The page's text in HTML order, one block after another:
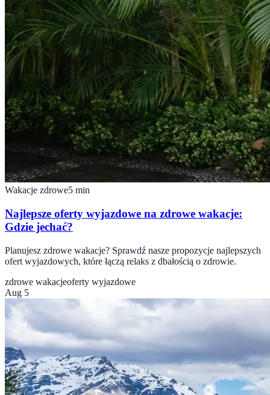
Wakacje zdrowe5 min
Najlepsze oferty wyjazdowe na zdrowe wakacje:
Gdzie jechać?
Planujesz zdrowe wakacje? Sprawdź nasze propozycje najlepszych
ofert wyjazdowych, które łączą relaks z dbałością o zdrowie.
zdrowe wakacjeoferty wyjazdowe
Aug 5